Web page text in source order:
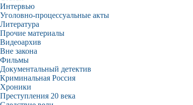
Интервью
Уголовно-процессуальные акты
Литература
Прочие материалы
Видеоархив
Вне закона
Фильмы
Документальный детектив
Криминальная Россия
Хроники
Преступления 20 века